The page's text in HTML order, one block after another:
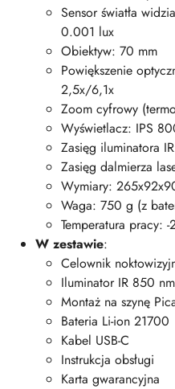
Sensor światła
0.001 lux
Obiektyw: 70 mm
Powiększenie
2,5x/6,1x
Zoom cyfrowy
Wyświetlacz: IPS
Zasięg iluminatora
Zasięg dalmierza
Wymiary:
Waga: 750 g (z
Temperatura pracy:
W zestawie:
Celownik
Iluminator IR 850 nm
Montaż na szynę
Bateria Li-ion 21700
Kabel USB-C
Instrukcja obsługi
Karta gwarancyjna